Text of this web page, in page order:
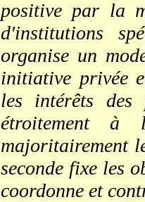
positive par la
d'institutions
organise un
initiative privée
les intérêts des
étroitement à
majoritairement
seconde fixe les
coordonne et